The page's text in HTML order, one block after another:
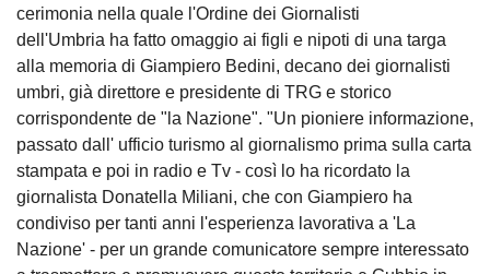
cerimonia nella quale l'Ordine dei Giornalisti
dell'Umbria ha fatto omaggio ai figli e nipoti di una targa
alla memoria di Giampiero Bedini, decano dei giornalisti
umbri, già direttore e presidente di TRG e storico
corrispondente de "la Nazione". "Un pioniere informazione,
passato dall' ufficio turismo al giornalismo prima sulla carta
stampata e poi in radio e Tv - così lo ha ricordato la
giornalista Donatella Miliani, che con Giampiero ha
condiviso per tanti anni l'esperienza lavorativa a 'La
Nazione' - per un grande comunicatore sempre interessato